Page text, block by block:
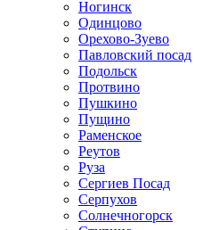
Ногинск
Одинцово
Орехово-Зуево
Павловский посад
Подольск
Протвино
Пушкино
Пущино
Раменское
Реутов
Руза
Сергиев Посад
Серпухов
Солнечногорск